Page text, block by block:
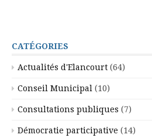
CATÉGORIES
Actualités d'Elancourt (64)
Conseil Municipal (10)
Consultations publiques (7)
Démocratie participative (14)